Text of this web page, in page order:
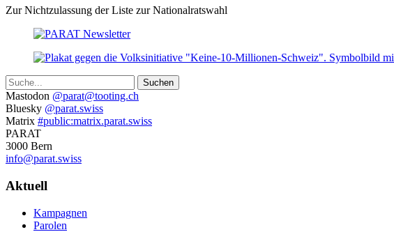
Zur Nichtzulassung der Liste zur Nationalratswahl
Suche
Weitere
Informationen
Mastodon @parat@tooting.ch
Bluesky @parat.swiss
Matrix #public:matrix.parat.swiss
PARAT
3000 Bern
info@parat.swiss
Navigation
Aktuell
Kampagnen
Parolen